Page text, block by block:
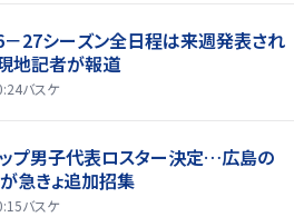
27シーズン全日程は来週発表され
地記者が報道
バスケ
プ男子代表ロスター決定…広島の
急きょ追加招集
バスケ